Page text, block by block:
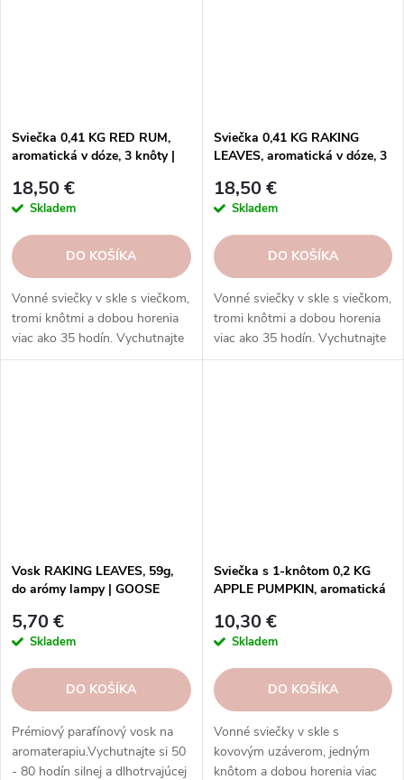
Sviečka 0,41 KG RED RUM,
aromatická v dóze, 3 knôty |
18,50 €
Skladem
DO KOŠÍKA
Vonné sviečky v skle s viečkom,
tromi knôtmi a dobou horenia
viac ako 35 hodín. Vychutnajte
si rozmanitosť vôní a
Sviečka 0,41 KG RAKING
LEAVES, aromatická v dóze, 3
18,50 €
Skladem
DO KOŠÍKA
Vonné sviečky v skle s viečkom,
tromi knôtmi a dobou horenia
viac ako 35 hodín. Vychutnajte
si rozmanitosť vôní a
Vosk RAKING LEAVES, 59g,
do arómy lampy | GOOSE
5,70 €
Skladem
DO KOŠÍKA
Prémiový parafínový vosk na
aromaterapiu.Vychutnajte si 50
- 80 hodín silnej a dlhotrvajúcej
Sviečka s 1-knôtom 0,2 KG
APPLE PUMPKIN, aromatická
10,30 €
Skladem
DO KOŠÍKA
Vonné sviečky v skle s
kovovým uzáverom, jedným
knôtom a dobou horenia viac